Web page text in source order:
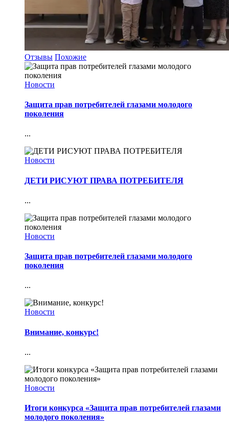
Отзывы Похожие
Новости
Защита прав потребителей глазами молодого
поколения
...
Новости
ДЕТИ РИСУЮТ ПРАВА ПОТРЕБИТЕЛЯ
...
Новости
Защита прав потребителей глазами молодого
поколения
...
Новости
Внимание, конкурс!
...
Новости
Итоги конкурса «Защита прав потребителей глазами
молодого поколения»